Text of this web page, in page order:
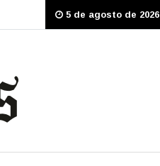
5 de agosto de 2026